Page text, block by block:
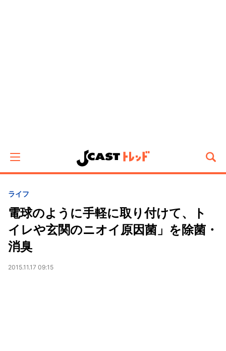
ライフ
電球のように手軽に取り付けて、ト
イレや玄関のニオイ原因菌」を除菌・
消臭
2015.11.17 09:15